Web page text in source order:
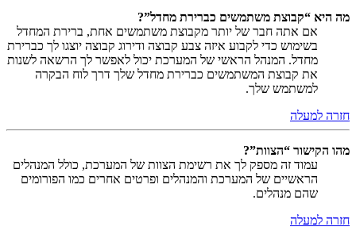
מה היא “קבוצת משתמשים כברירת מחדל”?
אם אתה חבר של יותר מקבוצת משתמשים אחת, ברירת המחדל
בשימוש כדי לקבוע איזה צבע קבוצה ודירוג קבוצה יוצגו לך כברירת
מחדל. המנהל הראשי של המערכת יכול לאפשר לך הרשאה לשנות
את קבוצת המשתמשים כברירת מחדל שלך דרך לוח הבקרה
למשתמש שלך.
חזרה למעלה
מהו הקישור “הצוות”?
עמוד זה מספק לך את רשימת הצוות של המערכת, כולל המנהלים
הראשיים של המערכת והמנהלים ופרטים אחרים כמו הפורומים
שהם מנהלים.
חזרה למעלה